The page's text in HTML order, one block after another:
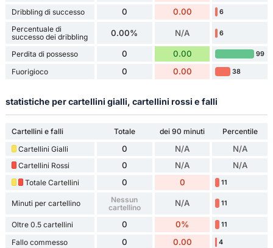
Dribbling di successo 0 0.00 6
Percentuale di
successo dei dribbling
0.00% N/A 6
Perdita di possesso 0 0.00 99
Fuorigioco 0 0.00 38
statistiche per cartellini gialli, cartellini rossi e falli
Cartellini e falli Totale dei 90 minuti
Percentile
Cartellini Gialli
0 N/A N/A
Cartellini Rossi 0 N/A N/A
Totale Cartellini 0 0 11
Minuti per cartellino
Nessun
cartellino
N/A 11
Oltre 0.5 cartellini 0 0% 11
Fallo commesso 0 0.00 4